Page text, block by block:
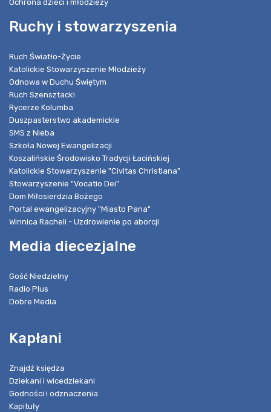
Ochrona dzieci i młodzieży
Ruchy i stowarzyszenia
Ruch Światło-Życie
Katolickie Stowarzyszenie Młodzieży
Odnowa w Duchu Świętym
Ruch Szensztacki
Rycerze Kolumba
Duszpasterstwo akademickie
SMS z Nieba
Szkoła Nowej Ewangelizacji
Koszalińskie Środowisko Tradycji Łacińskiej
Katolickie Stowarzyszenie "Civitas Christiana"
Stowarzyszenie "Vocatio Dei"
Dom Miłosierdzia Bożego
Portal ewangelizacyjny "Miasto Pana"
Winnica Racheli - Uzdrowienie po aborcji
Media diecezjalne
Gość Niedzielny
Radio Plus
Dobre Media
Kapłani
Znajdź księdza
Dziekani i wicedziekani
Godności i odznaczenia
Kapituły